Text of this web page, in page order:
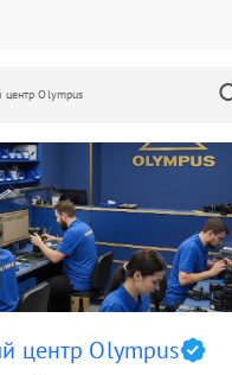
Olympus
центр Olympus